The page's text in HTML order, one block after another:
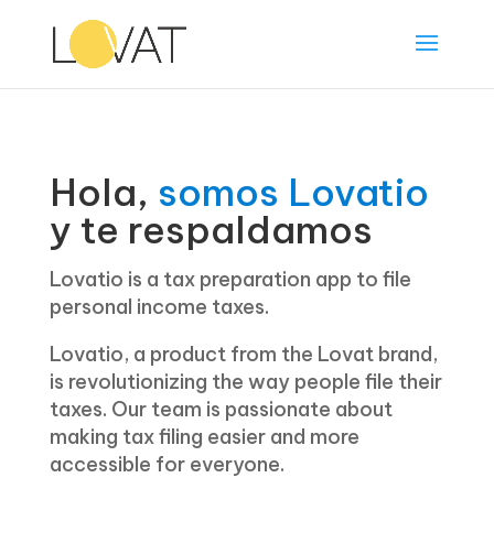
Hola, somos Lovatio
y te respaldamos
Lovatio is a tax preparation app to file
personal income taxes.
Lovatio, a product from the Lovat brand,
is revolutionizing the way people file their
taxes. Our team is passionate about
making tax filing easier and more
accessible for everyone.